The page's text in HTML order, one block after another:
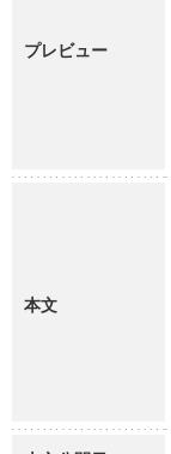
プレビュー
本文